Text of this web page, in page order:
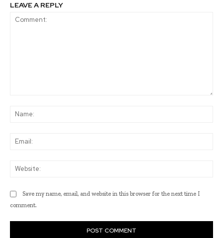
LEAVE A REPLY
Save my name, email, and website in this browser for the next time I
comment.